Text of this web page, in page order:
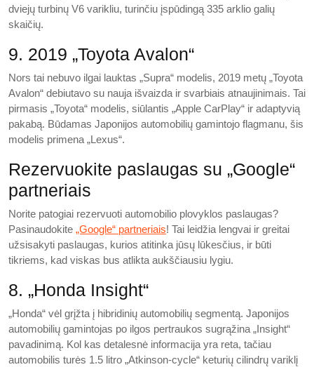
dviejų turbinų V6 varikliu, turinčiu įspūdingą 335 arklio galių
skaičių.
9. 2019 „Toyota Avalon“
Nors tai nebuvo ilgai lauktas „Supra“ modelis, 2019 metų „Toyota
Avalon“ debiutavo su nauja išvaizda ir svarbiais atnaujinimais. Tai
pirmasis „Toyota“ modelis, siūlantis „Apple CarPlay“ ir adaptyvią
pakabą. Būdamas Japonijos automobilių gamintojo flagmanu, šis
modelis primena „Lexus“.
Rezervuokite paslaugas su „Google“
partneriais
Norite patogiai rezervuoti automobilio plovyklos paslaugas?
Pasinaudokite „Google“ partneriais! Tai leidžia lengvai ir greitai
užsisakyti paslaugas, kurios atitinka jūsų lūkesčius, ir būti
tikriems, kad viskas bus atlikta aukščiausiu lygiu.
8. „Honda Insight“
„Honda“ vėl grįžta į hibridinių automobilių segmentą. Japonijos
automobilių gamintojas po ilgos pertraukos sugrąžina „Insight“
pavadinimą. Kol kas detalesnė informacija yra reta, tačiau
automobilis turės 1.5 litro „Atkinson-cycle“ keturių cilindrų variklį